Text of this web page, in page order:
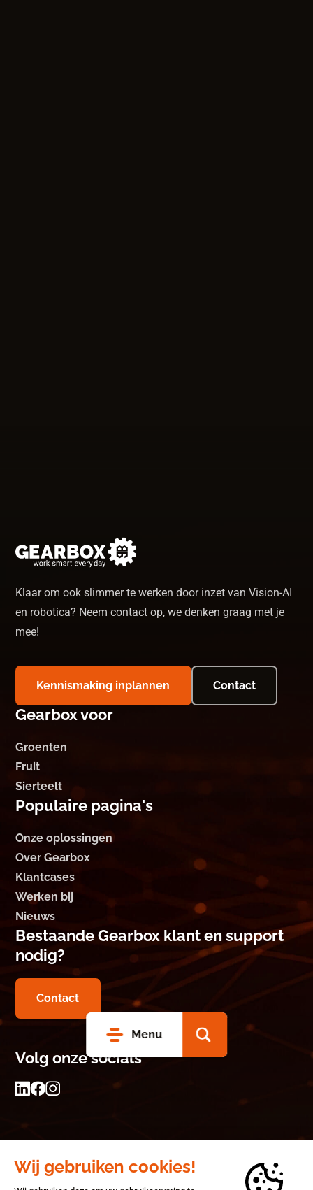
Menu
Klaar om ook slimmer te werken door inzet van Vision-AI
en robotica? Neem contact op, we denken graag met je
mee!
Kennismaking inplannen Contact
Gearbox voor
Groenten
Fruit
Sierteelt
Populaire pagina's
Onze oplossingen
Over Gearbox
Klantcases
Werken bij
Nieuws
Bestaande Gearbox klant en support
nodig?
Contact
Volg onze socials
© 2026 Gearbox
Privacyverklaring
Algemene Voorwaarden Metaalunie NL 2025